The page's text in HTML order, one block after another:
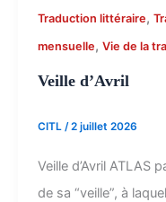
Traduction littéraire,
mensuelle, Vie de la
Veille d’Avril
CITL /2 juillet 2026
Veille d’Avril ATLAS
de sa “veille”, à